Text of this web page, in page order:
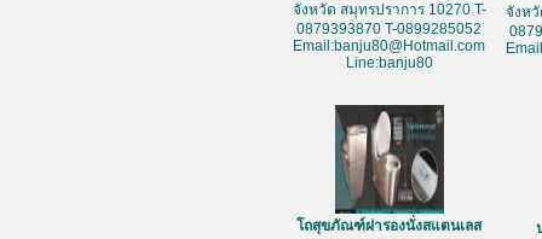
จังหวัด สมุทรปราการ 10270 T-
0879393870 T-0899285052
Email:banju80@Hotmail.com
Line:banju80
จังห
โถสุขภัณฑ์ฝารองนั่งสแตนเลส